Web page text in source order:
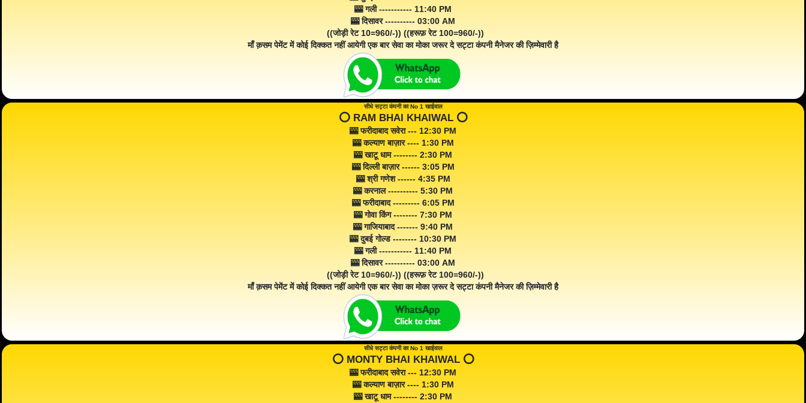
🎰 गली ----------- 11:40 PM
🎰 दिसावर ---------- 03:00 AM
((जोड़ी रेट 10=960/-)) ((हरूफ़ रेट 100=960/-))
माँ क़सम पेमेंट में कोई दिक्कत नहीं आयेगी एक बार सेवा का मोका जरूर दे सट्टा कंपनी मैनेजर की ज़िम्मेवारी है
सीधे सट्टा कंपनी का No 1 खाईवाल
⭕️ RAM BHAI KHAIWAL ⭕️
🎰 फरीदाबाद सवेरा --- 12:30 PM
🎰 कल्याण बाज़ार ---- 1:30 PM
🎰 खाटू धाम -------- 2:30 PM
🎰 दिल्ली बाज़ार ------ 3:05 PM
🎰 श्री गणेश ------ 4:35 PM
🎰 करनाल ---------- 5:30 PM
🎰 फरीदाबाद --------- 6:05 PM
🎰 गोवा किंग -------- 7:30 PM
🎰 गाजियाबाद ------- 9:40 PM
🎰 दुबई गोल्ड -------- 10:30 PM
🎰 गली ----------- 11:40 PM
🎰 दिसावर ---------- 03:00 AM
((जोड़ी रेट 10=960/-)) ((हरूफ़ रेट 100=960/-))
माँ क़सम पेमेंट में कोई दिक्कत नहीं आयेगी एक बार सेवा का मोका ज़रूर दे सट्टा कंपनी मैनेजर की ज़िम्मेवारी है
सीधे सट्टा कंपनी का No 1 खाईवाल
⭕️ MONTY BHAI KHAIWAL ⭕️
🎰 फरीदाबाद सवेरा --- 12:30 PM
🎰 कल्याण बाज़ार ---- 1:30 PM
🎰 खाटू धाम -------- 2:30 PM